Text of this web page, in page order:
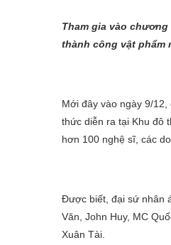
Tham gia vào
thành công vật phẩm
Mới đây vào ngày 9/
thức diễn ra tại Khu đô
hơn 100 nghệ sĩ, các
Được biết, đại sứ nhân
Văn, John Huy, MC
Xuân Tài.